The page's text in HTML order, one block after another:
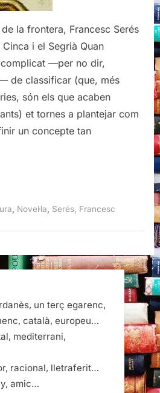
la frontera, Francesc Serés
i el Segrià Quan
—per no dir,
de classificar (que, més
són els que acaben
et tornes a plantejar com
un concepte tan
Novel·la Serés, Francesc
un terç egarenc,
català, europeu…
mediterrani,
racional, lletraferit…
amic…